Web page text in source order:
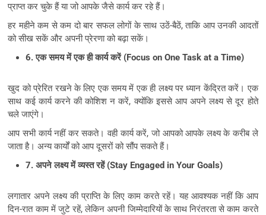
प्राप्त कर चुके हैं या जो आपके जैसे कार्य कर रहे हैं।
हर महीने कम से कम दो बार सफल लोगों के साथ उठें-बैठें, ताकि आप उनकी आदतों
को सीख सकें और अपनी प्रेरणा को बढ़ा सकें।
6. एक समय में एक ही कार्य करें (Focus on One Task at a Time)
खुद को प्रेरित रखने के लिए एक समय में एक ही लक्ष्य पर ध्यान केंद्रित करें। एक
साथ कई कार्य करने की कोशिश न करें, क्योंकि इससे आप अपने लक्ष्य से दूर होते
चले जाएंगे।
आप सभी कार्य नहीं कर सकते। वही कार्य करें, जो आपको आपके लक्ष्य के करीब ले
जाता है। अन्य कार्यों को आप दूसरों को सौंप सकते हैं।
7. अपने लक्ष्य में व्यस्त रहें (Stay Engaged in Your Goals)
लगातार अपने लक्ष्य की प्राप्ति के लिए काम करते रहें। यह आवश्यक नहीं कि आप
दिन-रात काम में जुटे रहें, लेकिन अपनी जिम्मेदारियों के साथ निरंतरता से काम करते